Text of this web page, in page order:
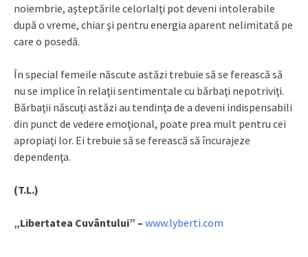
noiembrie, aşteptările celorlalţi pot deveni intolerabile
după o vreme, chiar şi pentru energia aparent nelimitată pe
care o posedă.
În special femeile născute astăzi trebuie să se ferească să
nu se implice în relaţii sentimentale cu bărbaţi nepotriviţi.
Bărbaţii născuţi astăzi au tendinţa de a deveni indispensabili
din punct de vedere emoţional, poate prea mult pentru cei
apropiaţi lor. Ei trebuie să se ferească să încurajeze
dependenţa.
(T.L.)
„Libertatea Cuvântului” – www.lyberti.com